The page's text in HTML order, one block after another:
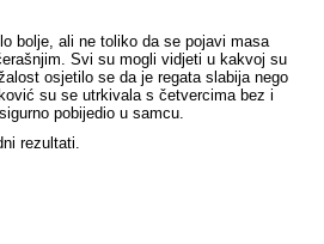
bolje, ali ne toliko da se pojavi masa
Svi su mogli vidjeti u kakvoj su
osjetilo se da je regata slabija nego
su se utrkivala s četvercima bez i
pobijedio u samcu.
rezultati.